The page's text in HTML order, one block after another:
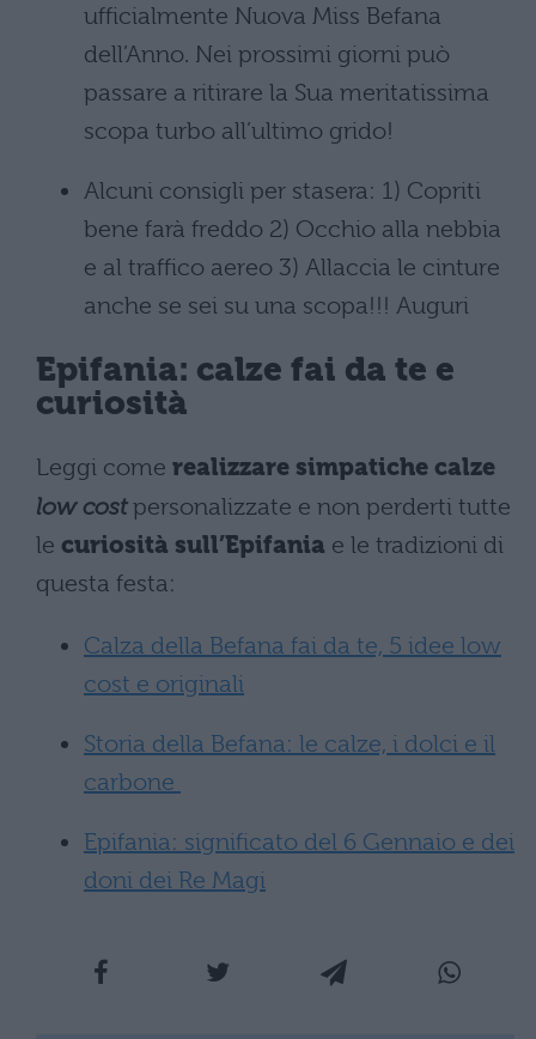
ufficialmente Nuova Miss Befana
dell’Anno. Nei prossimi giorni può
passare a ritirare la Sua meritatissima
scopa turbo all’ultimo grido!
Alcuni consigli per stasera: 1) Copriti
bene farà freddo 2) Occhio alla nebbia
e al traffico aereo 3) Allaccia le cinture
anche se sei su una scopa!!! Auguri
Epifania: calze fai da te e
curiosità
Leggi come realizzare simpatiche calze
low costpersonalizzate e non perderti tutte
le curiosità sull’Epifania e le tradizioni di
questa festa:
Calza della Befana fai da te, 5 idee low
cost e originali
Storia della Befana: le calze, i dolci e il
carbone
Epifania: significato del 6 Gennaio e dei
doni dei Re Magi